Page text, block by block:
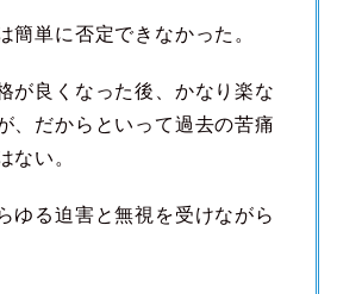
簡単に否定できなかった。
が良くなった後、かなり楽な
、だからといって過去の苦痛
ない。
ゆる迫害と無視を受けながら